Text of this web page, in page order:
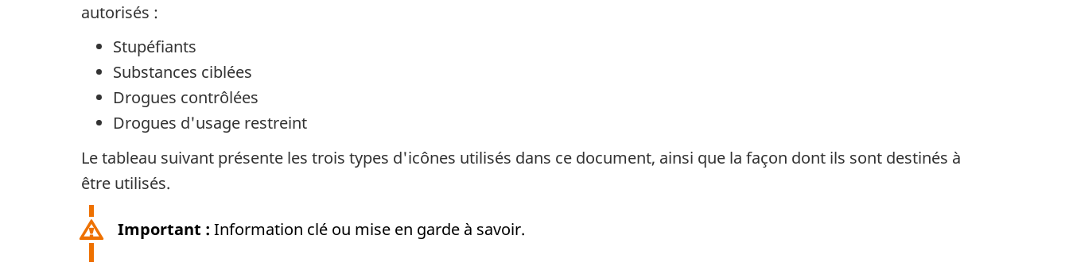
autorisés :
Stupéfiants
Substances ciblées
Drogues contrôlées
Drogues d'usage restreint
Le tableau suivant présente les trois types d'icônes utilisés dans ce document, ainsi que la façon dont ils sont destinés à
être utilisés.
Important : Information clé ou mise en garde à savoir.